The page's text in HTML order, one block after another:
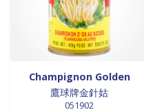
Champignon Golden
鷹球牌金針姑
051902